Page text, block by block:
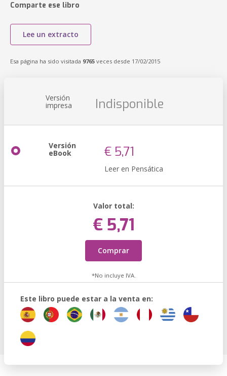
Comparte ese libro
Lee un extracto
Esa página ha sido visitada 9765 veces desde 17/02/2015
Versión
impresa Indisponible
Versión
eBook € 5,71
Leer en Pensática
Valor total:
€ 5,71
Comprar
*No incluye IVA.
Este libro puede estar a la venta en: